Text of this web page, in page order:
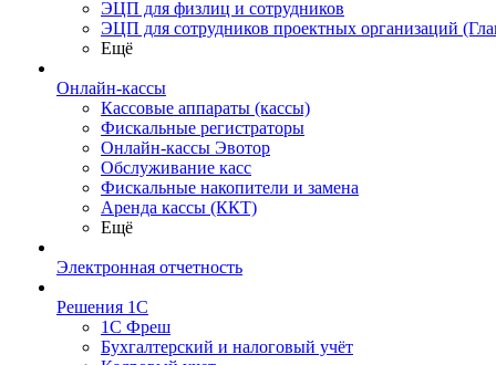
ЭЦП для физлиц и сотрудников
ЭЦП для сотрудников проектных организаций
Ещё
Онлайн-кассы
Кассовые аппараты (кассы)
Фискальные регистраторы
Онлайн-кассы Эвотор
Обслуживание касс
Фискальные накопители и замена
Аренда кассы (ККТ)
Ещё
Электронная отчетность
Решения 1С
1С Фреш
Бухгалтерский и налоговый учёт